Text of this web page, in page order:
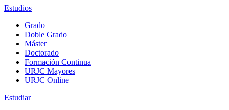
Estudios
Grado
Doble Grado
Máster
Doctorado
Formación Continua
URJC Mayores
URJC Online
Estudiar